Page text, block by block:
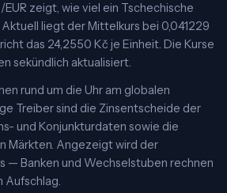
zeigt, wie viel ein Tschechische
liegt der Mittelkurs bei 0,041229
das 24,2550 Kč je Einheit. Die Kurse
sekündlich aktualisiert.
rund um die Uhr am globalen
Treiber sind die Zinsentscheide der
und Konjunkturdaten sowie die
Märkten. Angezeigt wird der
— Banken und Wechselstuben rechnen
Aufschlag.